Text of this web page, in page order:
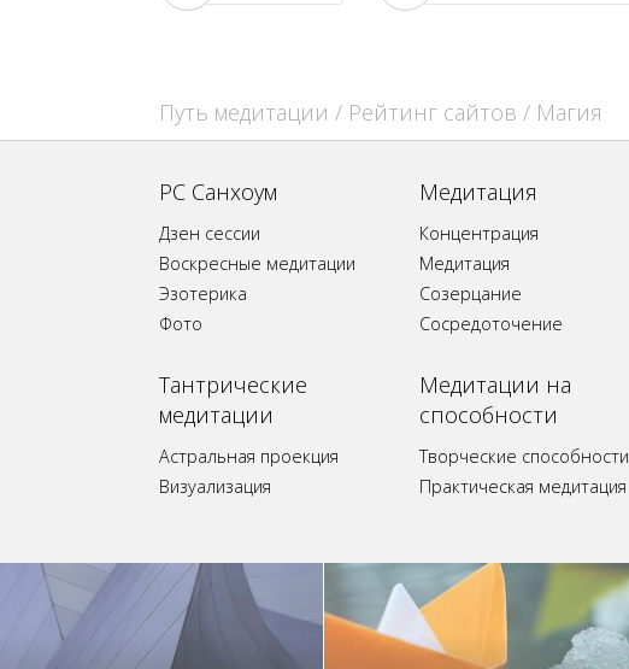
Путь медитации / Рейтинг сайтов / Магия
РС Санхоум
Дзен сессии
Воскресные медитации
Эзотерика
Фото
Медитация
Концентрация
Медитация
Созерцание
Сосредоточение
Tантрические
медитации
Астральная проекция
Визуализация
Медитации на
способности
Творческие способности
Практическая медитация